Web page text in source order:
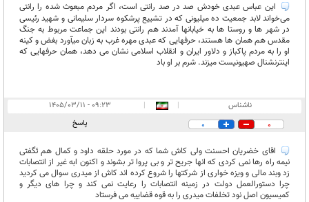
این عباس عبدی خودش صد در صد رانتی است، اگر مردم مبعوث شده را رانتی
می‌خواند لابد جمعیت ده میلیونی که در تشییع پرشکوه سردار سلیمانی و شهید رئیسی
در شهر ها و روستا ها به خیابانها آمدند هم رانتی بودند این جماعت مربوط به جنگ
مقدس هم همان ها هستند، حرفهایی که عبدی مهره غرب به زبان میآورد بغض و کینه
او را به مردم پاکباز و دلاور ایران و انقلاب اسلامی نشان می دهد، همان حرفهایی که
اینترنشنال صهیونیست ميزند. شرم بر او باد
ناشناس |
|
۰۹:۲۳ - ۱۴۰۵/۰۳/۱۱
0
0 پاسخ
اقای خضریان احسنت ولی کاش شما که در مورد حلقه داود و کمال هم ئگفتی
نیمه راه رها نمی کردی که انها جریح تر و بی پروا تر بشوند و اکنون ابه غیر از انتصابات
زد وبند مالی و ویزه خواری از شرکتها را شروع کرده اند کاش از میدری سوال می کردید
چرا دستورالعمل دولت در زمینه انتصابات را رعایت نمی کند و چرا های دیگر و
کمیسیون اصل نود تخلفات میدری را به قوه قضاییه می فرستاد